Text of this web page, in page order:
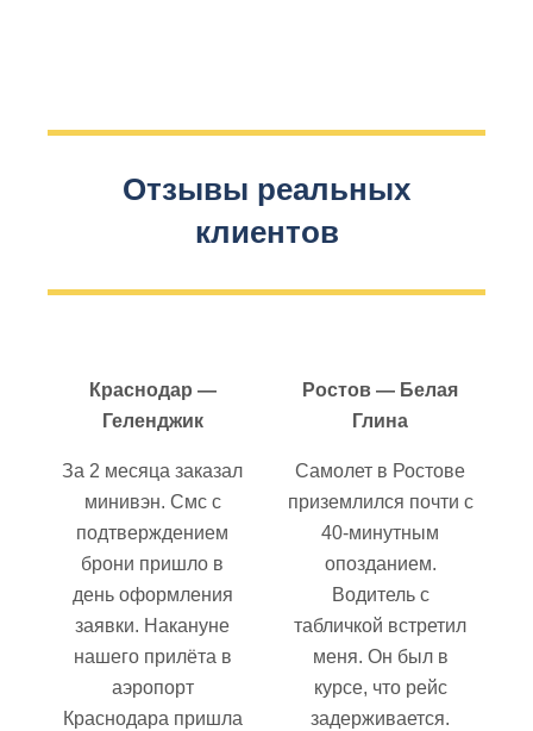
Отзывы реальных
клиентов
Краснодар —
Геленджик
За 2 месяца заказал
минивэн. Смс с
подтверждением
брони пришло в
день оформления
заявки. Накануне
нашего прилёта в
аэропорт
Краснодара пришла
Ростов — Белая
Глина
Самолет в Ростове
приземлился почти с
40-минутным
опозданием.
Водитель с
табличкой встретил
меня. Он был в
курсе, что рейс
задерживается.